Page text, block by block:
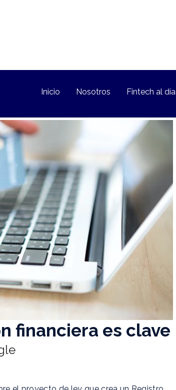
Inicio Nosotros Fintech al día
financiera es clave